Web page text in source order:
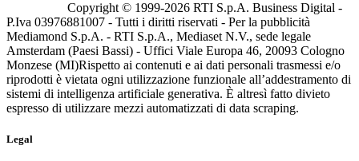
Copyright © 1999-2026 RTI S.p.A. Business Digital -
P.Iva 03976881007 - Tutti i diritti riservati - Per la pubblicità
Mediamond S.p.A. - RTI S.p.A., Mediaset N.V., sede legale
Amsterdam (Paesi Bassi) - Uffici Viale Europa 46, 20093 Cologno
Monzese (MI)Rispetto ai contenuti e ai dati personali trasmessi e/o
riprodotti è vietata ogni utilizzazione funzionale all’addestramento di
sistemi di intelligenza artificiale generativa. È altresì fatto divieto
espresso di utilizzare mezzi automatizzati di data scraping.
Legal